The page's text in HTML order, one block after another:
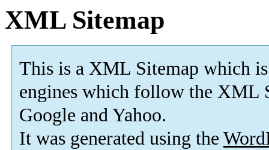
XML Sitemap
This is a XML Sitemap which is
engines which follow the XML
Google and Yahoo.
It was generated using the